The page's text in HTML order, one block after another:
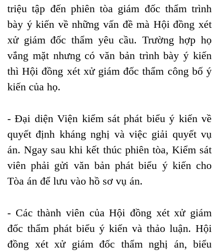
triệu tập đến phiên tòa giám đốc thẩm trình
bày ý kiến về những vấn đề mà Hội đồng xét
xử giám đốc thẩm yêu cầu. Trường hợp họ
vắng mặt nhưng có văn bản trình bày ý kiến
thì Hội đồng xét xử giám đốc thẩm công bố ý
kiến của họ.
- Đại diện Viện kiểm sát phát biểu ý kiến về
quyết định kháng nghị và việc giải quyết vụ
án. Ngay sau khi kết thúc phiên tòa, Kiểm sát
viên phải gửi văn bản phát biểu ý kiến cho
Tòa án để lưu vào hồ sơ vụ án.
- Các thành viên của Hội đồng xét xử giám
đốc thẩm phát biểu ý kiến và thảo luận. Hội
đồng xét xử giám đốc thẩm nghị án, biểu